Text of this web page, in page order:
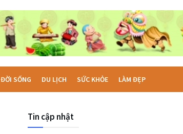
ĐỜI SỐNG DU LỊCH SỨC KHỎE LÀM ĐẸP
Tin cập nhật